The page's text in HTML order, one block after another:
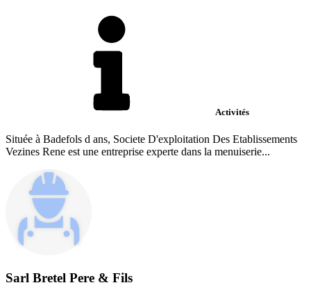
Activités
Située à Badefols d ans, Societe D'exploitation Des Etablissements
Vezines Rene est une entreprise experte dans la menuiserie...
Sarl Bretel Pere & Fils